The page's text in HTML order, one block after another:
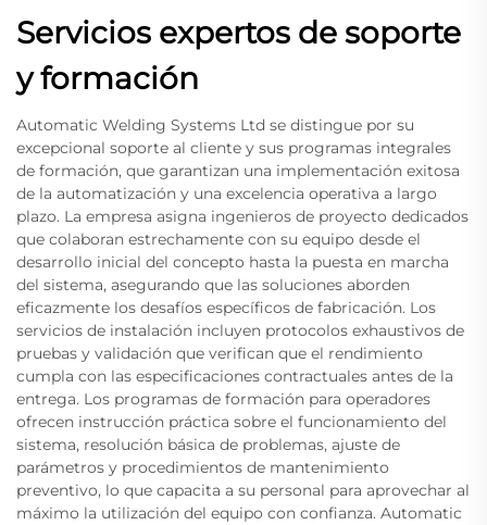
Servicios expertos de soporte
y formación
Automatic Welding Systems Ltd se distingue por su
excepcional soporte al cliente y sus programas integrales
de formación, que garantizan una implementación exitosa
de la automatización y una excelencia operativa a largo
plazo. La empresa asigna ingenieros de proyecto dedicados
que colaboran estrechamente con su equipo desde el
desarrollo inicial del concepto hasta la puesta en marcha
del sistema, asegurando que las soluciones aborden
eficazmente los desafíos específicos de fabricación. Los
servicios de instalación incluyen protocolos exhaustivos de
pruebas y validación que verifican que el rendimiento
cumpla con las especificaciones contractuales antes de la
entrega. Los programas de formación para operadores
ofrecen instrucción práctica sobre el funcionamiento del
sistema, resolución básica de problemas, ajuste de
parámetros y procedimientos de mantenimiento
preventivo, lo que capacita a su personal para aprovechar al
máximo la utilización del equipo con confianza. Automatic